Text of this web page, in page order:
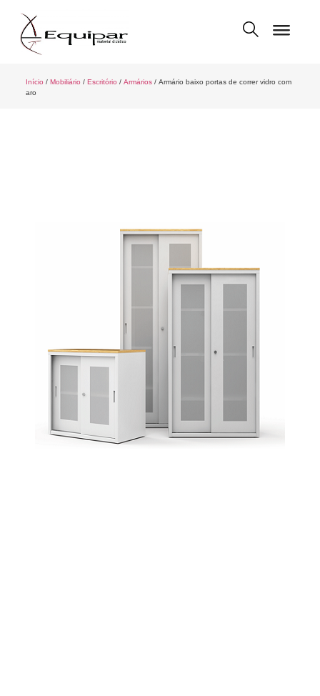
Início / Mobiliário / Escritório / Armários/ Armário baixo portas de correr vidro com
aro